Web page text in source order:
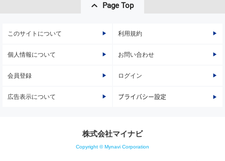
Page Top
このサイトについて 利用規約
個人情報について お問い合わせ
会員登録 ログイン
広告表示について プライバシー設定
株式会社マイナビ
Copyright © Mynavi Corporation